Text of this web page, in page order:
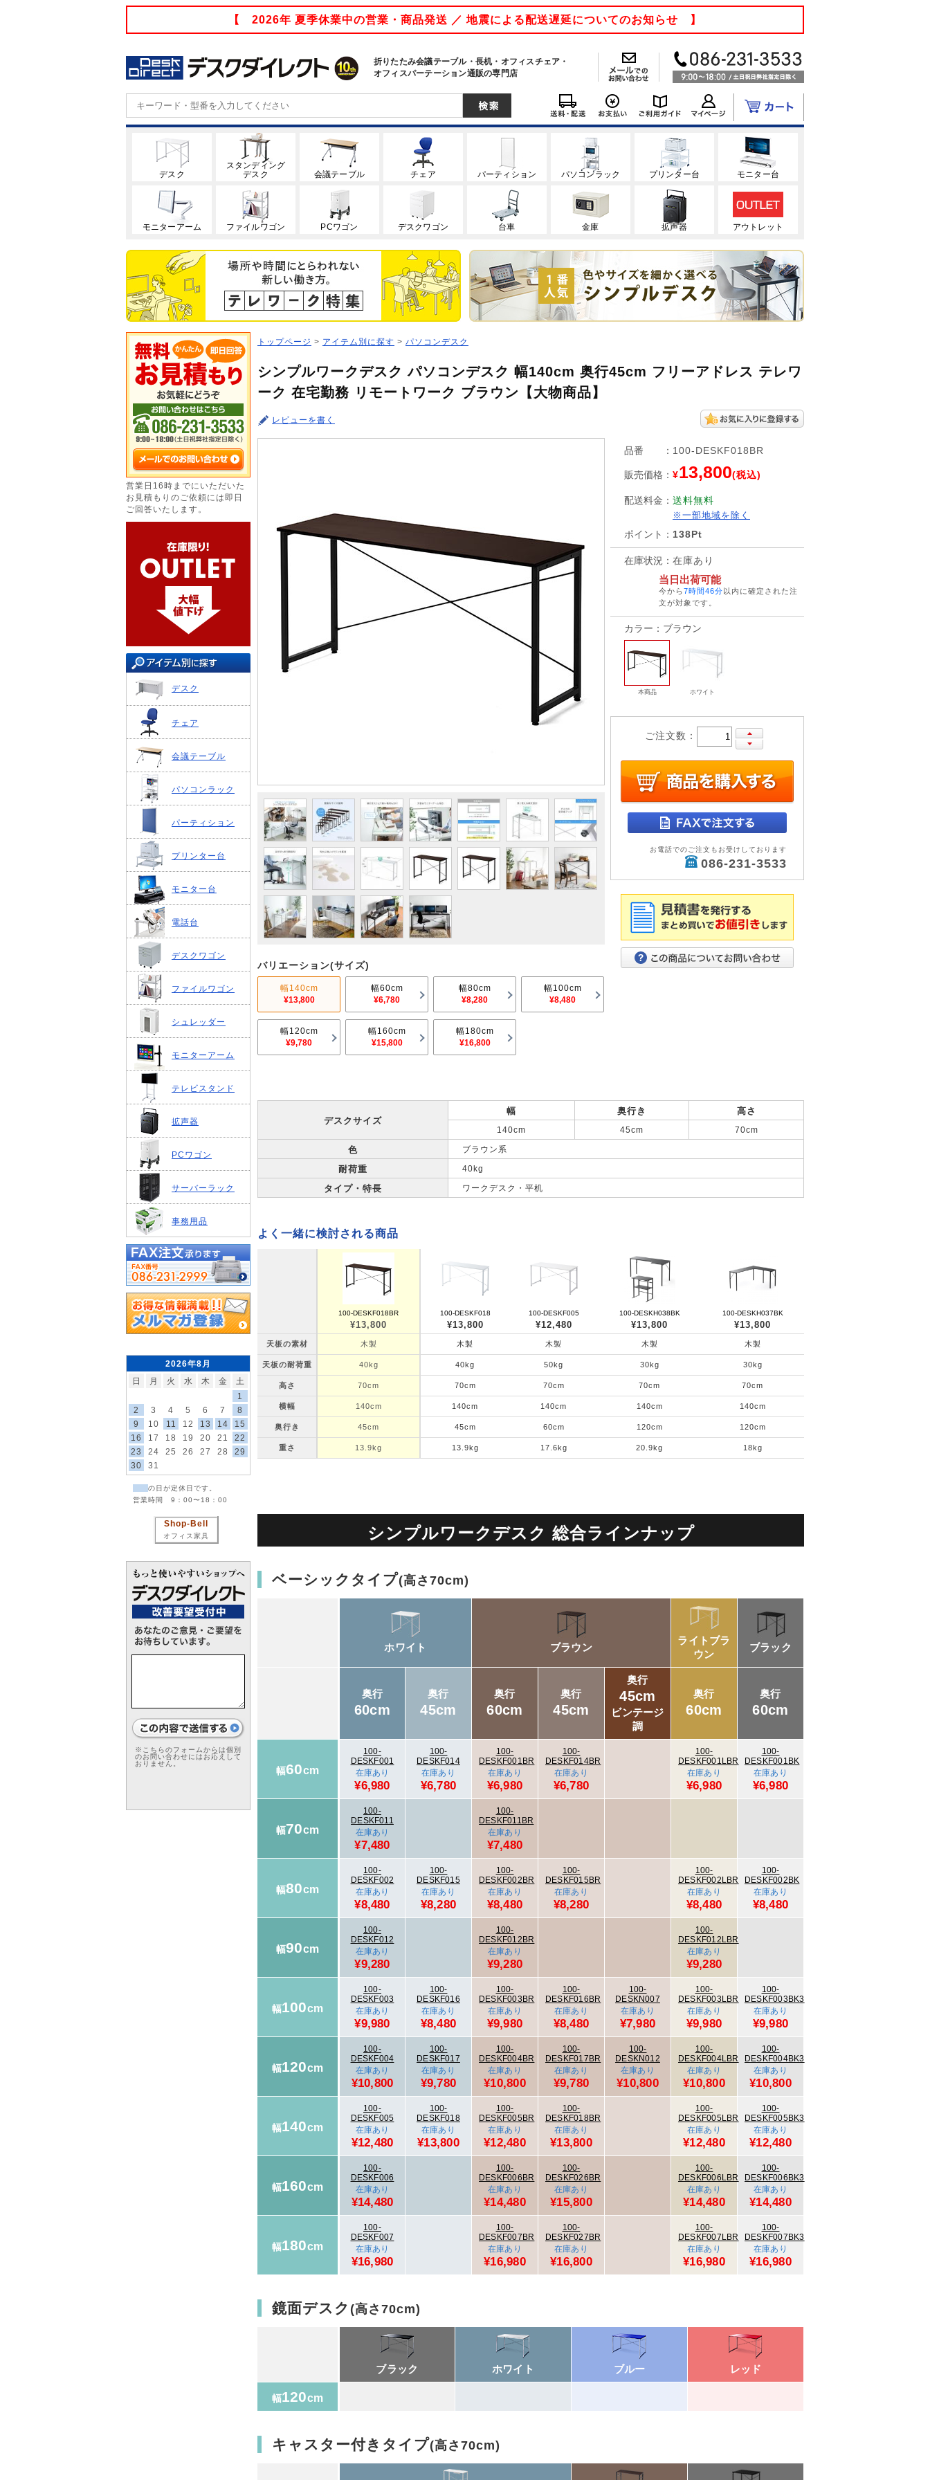
【 2026年 夏季休業中の営業・商品発送 ／ 地震による配送遅延についてのお知らせ 】
折りたたみ会議テーブル・長机・オフィスチェア・
オフィスパーテーション通販の専門店
デスク
スタンディング
デスク
会議テーブル チェア パーティション パソコンラック プリンター台 モニター台
モニターアーム ファイルワゴン PCワゴン デスクワゴン 台車 金庫 拡声器 アウトレット
営業日16時までにいただいた
お見積もりのご依頼には即日
ご回答いたします。
デスク
チェア
会議テーブル
パソコンラック
パーティション
プリンター台
モニター台
電話台
デスクワゴン
ファイルワゴン
シュレッダー
モニターアーム
テレビスタンド
拡声器
PCワゴン
サーバーラック
事務用品
2026年8月
日
月 火 水 木 金
土
1
2
3 4 5 6 7
8
9
10 11 12 13 14
15
16
17 18 19 20 21
22
23
24 25 26 27 28
29
30
31
の日が定休日です。
営業時間 9：00〜18：00
Shop-Bell
オフィス家具
※こちらのフォームからは個別
のお問い合わせにはお応えして
おりません。
トップページ > アイテム別に探す > パソコンデスク
シンプルワークデスク パソコンデスク 幅140cm 奥行45cm フリーアドレス テレワ
ーク 在宅勤務 リモートワーク ブラウン【大物商品】
レビューを書く
バリエーション(サイズ)
幅140cm
¥13,800
幅60cm
¥6,780
幅80cm
¥8,280
幅100cm
¥8,480
幅120cm
¥9,780
幅160cm
¥15,800
幅180cm
¥16,800
品番 ： 100-DESKF018BR
販売価格 ： ¥13,800(税込)
配送料金 ： 送料無料
※一部地域を除く
ポイント ： 138Pt
在庫状況 ： 在庫あり
当日出荷可能
今から7時間46分以内に確定された注
文が対象です。
カラー：ブラウン
本商品 ホワイト
ご注文数：
お電話でのご注文もお受けしております
086-231-3533
デスクサイズ
幅 奥行き 高さ
140cm 45cm 70cm
色 ブラウン系
耐荷重 40kg
タイプ・特長 ワークデスク・平机
よく一緒に検討される商品
天板の素材
天板の耐荷重
高さ
横幅
奥行き
重さ
100-DESKF018BR
¥13,800
木製
40kg
70cm
140cm
45cm
13.9kg
100-DESKF018
¥13,800
木製
40kg
70cm
140cm
45cm
13.9kg
100-DESKF005
¥12,480
木製
50kg
70cm
140cm
60cm
17.6kg
100-DESKH038BK
¥13,800
木製
30kg
70cm
140cm
120cm
20.9kg
100-DESKH037BK
¥13,800
木製
30kg
70cm
140cm
120cm
18kg
シンプルワークデスク 総合ラインナップ
ベーシックタイプ(高さ70cm)
ホワイト ブラウン
ライトブラ
ウン
ブラック
奥行
60cm
奥行
45cm
奥行
60cm
奥行
45cm
奥行
45cm
ビンテージ
調
奥行
60cm
奥行
60cm
幅60cm
100-
DESKF001
在庫あり
¥6,980
100-
DESKF014
在庫あり
¥6,780
100-
DESKF001BR
在庫あり
¥6,980
100-
DESKF014BR
在庫あり
¥6,780
100-
DESKF001LBR
在庫あり
¥6,980
100-
DESKF001BK
在庫あり
¥6,980
幅70cm
100-
DESKF011
在庫あり
¥7,480
100-
DESKF011BR
在庫あり
¥7,480
幅80cm
100-
DESKF002
在庫あり
¥8,480
100-
DESKF015
在庫あり
¥8,280
100-
DESKF002BR
在庫あり
¥8,480
100-
DESKF015BR
在庫あり
¥8,280
100-
DESKF002LBR
在庫あり
¥8,480
100-
DESKF002BK
在庫あり
¥8,480
幅90cm
100-
DESKF012
在庫あり
¥9,280
100-
DESKF012BR
在庫あり
¥9,280
100-
DESKF012LBR
在庫あり
¥9,280
幅100cm
100-
DESKF003
在庫あり
¥9,980
100-
DESKF016
在庫あり
¥8,480
100-
DESKF003BR
在庫あり
¥9,980
100-
DESKF016BR
在庫あり
¥8,480
100-
DESKN007
在庫あり
¥7,980
100-
DESKF003LBR
在庫あり
¥9,980
100-
DESKF003BK3
在庫あり
¥9,980
幅120cm
100-
DESKF004
在庫あり
¥10,800
100-
DESKF017
在庫あり
¥9,780
100-
DESKF004BR
在庫あり
¥10,800
100-
DESKF017BR
在庫あり
¥9,780
100-
DESKN012
在庫あり
¥10,800
100-
DESKF004LBR
在庫あり
¥10,800
100-
DESKF004BK3
在庫あり
¥10,800
幅140cm
100-
DESKF005
在庫あり
¥12,480
100-
DESKF018
在庫あり
¥13,800
100-
DESKF005BR
在庫あり
¥12,480
100-
DESKF018BR
在庫あり
¥13,800
100-
DESKF005LBR
在庫あり
¥12,480
100-
DESKF005BK3
在庫あり
¥12,480
幅160cm
100-
DESKF006
在庫あり
¥14,480
100-
DESKF006BR
在庫あり
¥14,480
100-
DESKF026BR
在庫あり
¥15,800
100-
DESKF006LBR
在庫あり
¥14,480
100-
DESKF006BK3
在庫あり
¥14,480
幅180cm
100-
DESKF007
在庫あり
¥16,980
100-
DESKF007BR
在庫あり
¥16,980
100-
DESKF027BR
在庫あり
¥16,800
100-
DESKF007LBR
在庫あり
¥16,980
100-
DESKF007BK3
在庫あり
¥16,980
鏡面デスク (高さ70cm)
ブラック ホワイト ブルー レッド
幅120cm
キャスター付きタイプ(高さ70cm)